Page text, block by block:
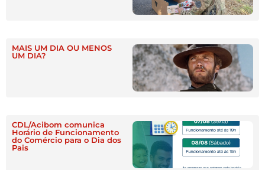
MAIS UM DIA OU MENOS
UM DIA?
CDL/Acibom comunica
Horário de Funcionamento
do Comércio para o Dia dos
Pais